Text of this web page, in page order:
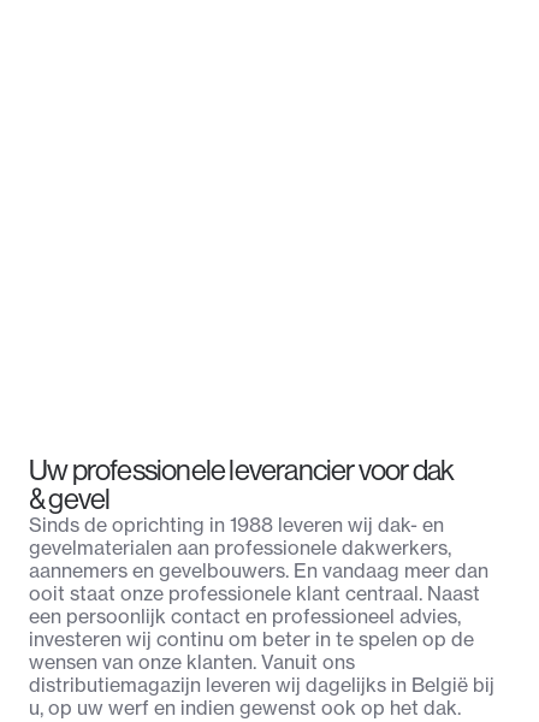
Uw professionele leverancier voor dak
& gevel
Sinds de oprichting in 1988 leveren wij dak- en
gevelmaterialen aan professionele dakwerkers,
aannemers en gevelbouwers. En vandaag meer dan
ooit staat onze professionele klant centraal. Naast
een persoonlijk contact en professioneel advies,
investeren wij continu om beter in te spelen op de
wensen van onze klanten. Vanuit ons
distributiemagazijn leveren wij dagelijks in België bij
u, op uw werf en indien gewenst ook op het dak.